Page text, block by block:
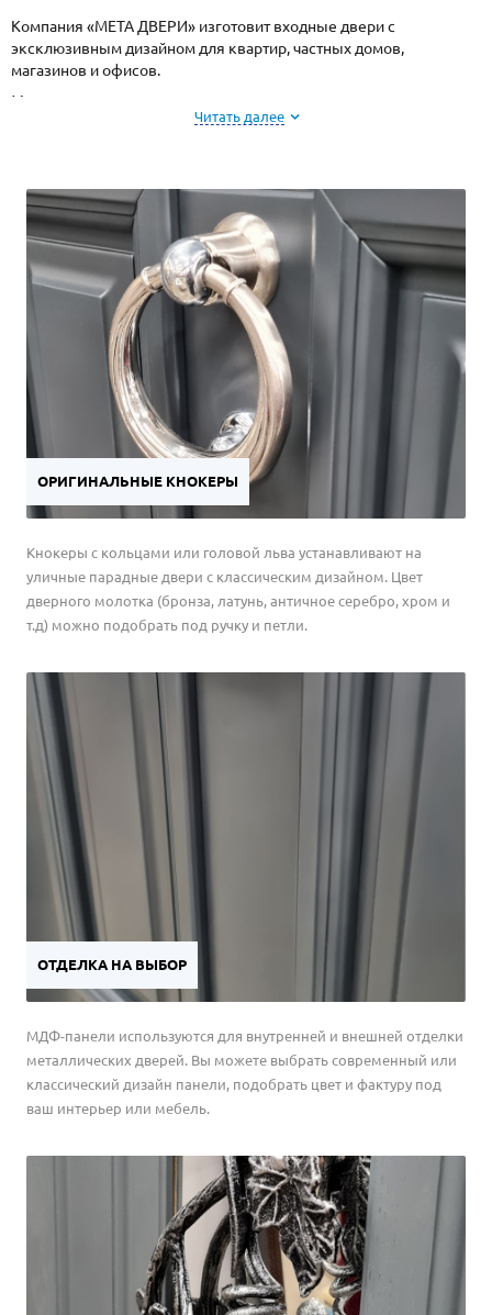
Компания «МЕТА ДВЕРИ» изготовит входные двери с
эксклюзивным дизайном для квартир, частных домов,
магазинов и офисов.
Мы понимаем важность персонального подхода к созданию
уникального декора, уделяем особое внимание эстетике и
пожелания клиента.
Читать далее
ОРИГИНАЛЬНЫЕ КНОКЕРЫ
Кнокеры с кольцами или головой льва устанавливают на
уличные парадные двери с классическим дизайном. Цвет
дверного молотка (бронза, латунь, античное серебро, хром и
т.д) можно подобрать под ручку и петли.
ОТДЕЛКА НА ВЫБОР
МДФ-панели используются для внутренней и внешней отделки
металлических дверей. Вы можете выбрать современный или
классический дизайн панели, подобрать цвет и фактуру под
ваш интерьер или мебель.